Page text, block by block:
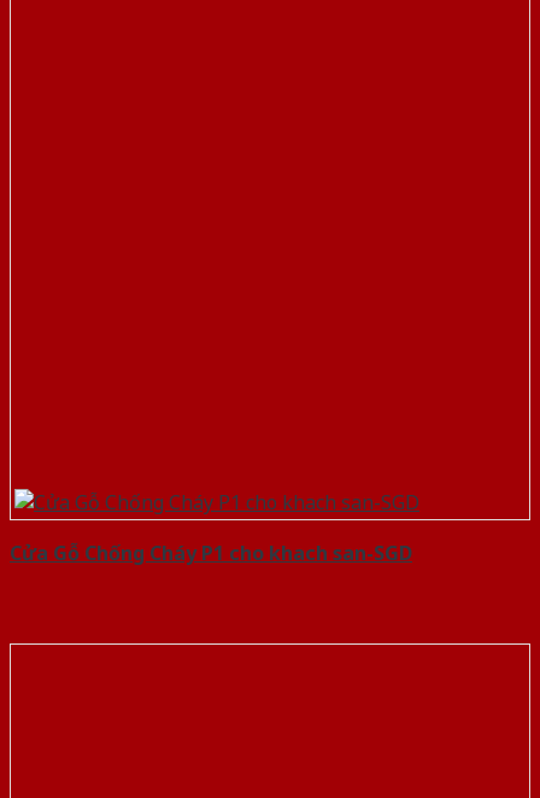
Cửa Gỗ Chống Cháy P1 cho khach san-SGD